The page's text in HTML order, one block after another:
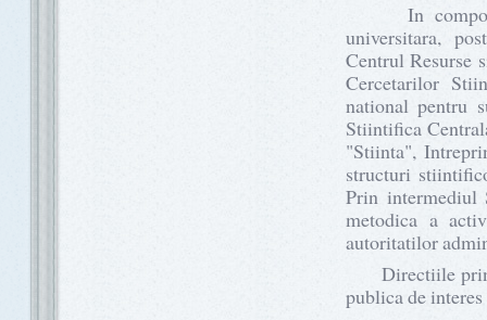
In
universitara,
Centrul Resurse
Cercetarilor
national pentru
Stiintifica
"Stiinta",
structuri
Prin intermediul
metodica a
autoritatilor
Directiile
publica de